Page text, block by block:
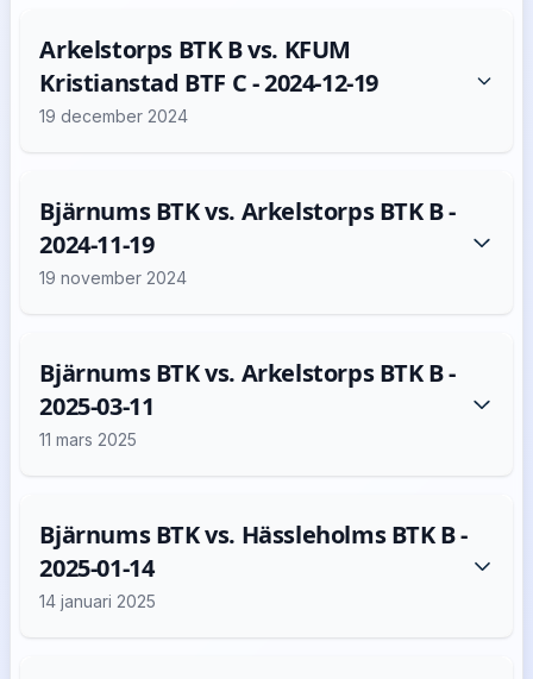
Arkelstorps BTK B vs. KFUM
Kristianstad BTF C - 2024-12-19
19 december 2024
Bjärnums BTK vs. Arkelstorps BTK B -
2024-11-19
19 november 2024
Bjärnums BTK vs. Arkelstorps BTK B -
2025-03-11
11 mars 2025
Bjärnums BTK vs. Hässleholms BTK B -
2025-01-14
14 januari 2025